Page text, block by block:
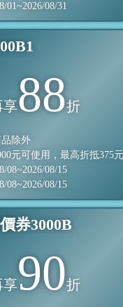
01~2026/08/31
享88折
除外
元可使用，最高折抵375元
08~2026/08/15
08~2026/08/15
券3000B
享90折